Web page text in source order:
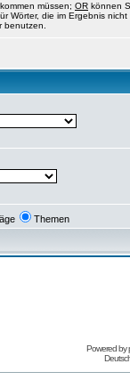
müssen; OR können
Wörter, die im Ergebnis nicht
benutzen.
Themen
Powered by